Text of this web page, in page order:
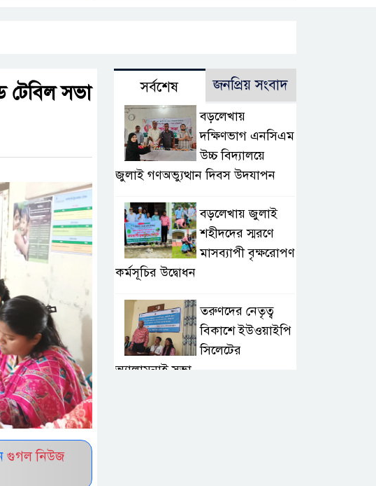
টেবিল সভা
গুগল নিউজ
সর্বশেষ জনপ্রিয় সংবাদ
বড়লেখায়
দক্ষিণভাগ এনসিএম
উচ্চ বিদ্যালয়ে
জুলাই গণঅভ্যুত্থান দিবস উদযাপন
বড়লেখায় জুলাই
শহীদদের স্মরণে
মাসব্যাপী বৃক্ষরোপণ
কর্মসূচির উদ্বোধন
তরুণদের নেতৃত্ব
বিকাশে ইউওয়াইপি
সিলেটের
অ্যালামনাই সভা